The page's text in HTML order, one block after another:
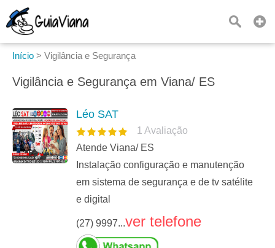
Início > Vigilância e Segurança
Vigilância e Segurança em Viana/ ES
Léo SAT
1 Avaliação
Atende Viana/ ES
Instalação configuração e manutenção
em sistema de segurança e de tv satélite
e digital
(27) 9997...ver telefone